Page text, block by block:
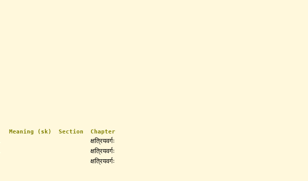
Meaning (sk) Section Chapter
क्षत्रियवर्गः
क्षत्रियवर्गः
क्षत्रियवर्गः